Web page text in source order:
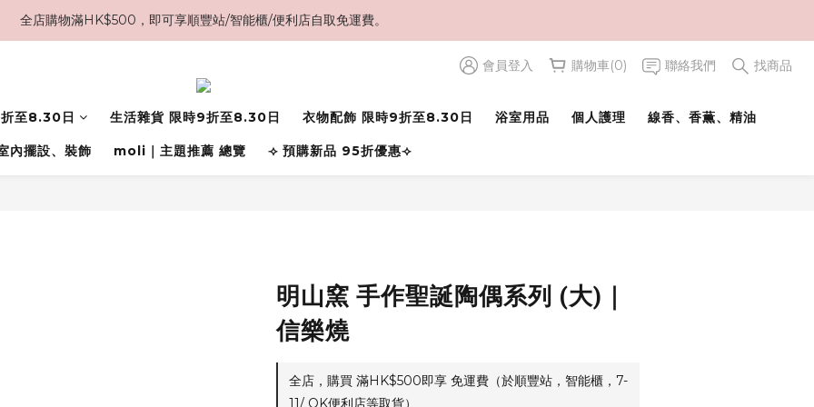
全店購物滿HK$500，即可享順豐站/智能櫃/便利店自取免運費。
會員登入 購物車(0) 聯絡我們 找商品
至8.30日 生活雜貨 限時9折至8.30日 衣物配飾 限時9折至8.30日 浴室用品 個人護理 線香、香薫、精油
內擺設、裝飾 moli｜主題推薦 總覽 ⟢ 預購新品 95折優惠⟢
明山窯 手作聖誕陶偶系列 (大)｜
信樂燒
全店，購買 滿HK$500即享 免運費（於順豐站，智能櫃，7-
11/ OK便利店等取貨）